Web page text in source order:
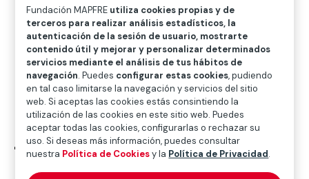
O
P Q R S T
U
V
W X Y Z
Diccionario de seguros
juicio en rebeldía
(judgement by
Fundación MAPFRE utiliza cookies propias y de
terceros para realizar análisis estadísticos, la
autenticación de la sesión de usuario, mostrarte
contenido útil y mejorar y personalizar determinados
servicios mediante el análisis de tus hábitos de
navegación. Puedes configurar estas cookies, pudiendo
en tal caso limitarse la navegación y servicios del sitio
web. Si aceptas las cookies estás consintiendo la
utilización de las cookies en este sitio web. Puedes
aceptar todas las cookies, configurarlas o rechazar su
uso. Si deseas más información, puedes consultar
nuestra Política de Cookiesy la Política de Privacidad.